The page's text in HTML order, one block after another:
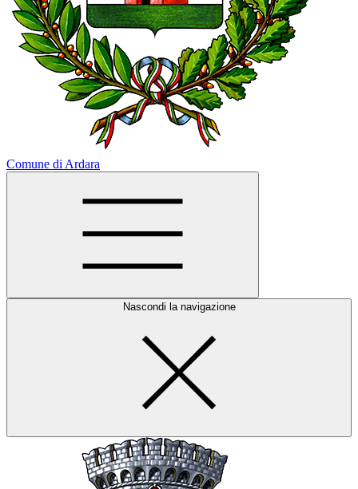
Comune di Ardara
Nascondi la navigazione